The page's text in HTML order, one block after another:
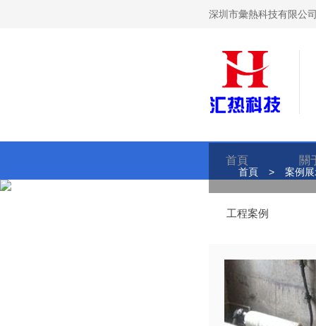
深圳市彙熱科技有限公
首頁 關
首頁 > 案例
工程案例